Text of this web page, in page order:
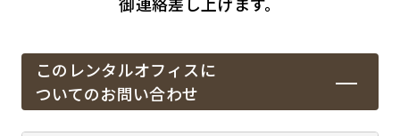
このレンタルオフィスに
ついてのお問い合わせ